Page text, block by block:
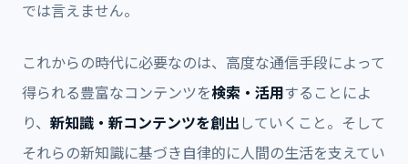
では言えません。
これからの時代に必要なのは、高度な通信手段によって
得られる豊富なコンテンツを検索・活用することによ
り、 新知識・新コンテンツを創出 していくこと。そして
それらの新知識に基づき自律的に人間の生活を支えてい